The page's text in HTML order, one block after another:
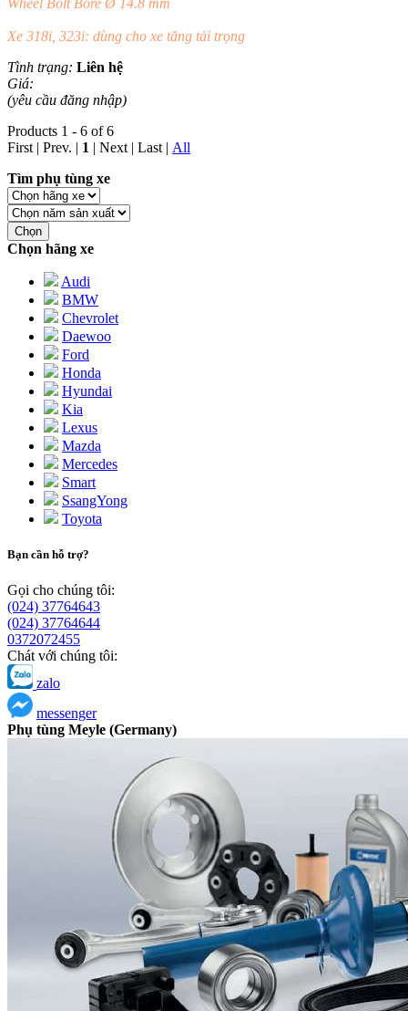
Xe 318i, 323i: dùng cho xe tăng tải trọng
Tình trạng: Liên hệ
Giá:
(yêu cầu đăng nhập)
Products 1 - 6 of 6
First | Prev. | 1 | Next | Last | All
Tìm phụ tùng xe
Chọn
Chọn hãng xe
Audi
BMW
Chevrolet
Daewoo
Ford
Honda
Hyundai
Kia
Lexus
Mazda
Mercedes
Smart
SsangYong
Toyota
Bạn cần hỗ trợ?
Gọi cho chúng tôi:
(024) 37764643
(024) 37764644
0372072455
Chát với chúng tôi:
zalo
messenger
Phụ tùng Meyle (Germany)